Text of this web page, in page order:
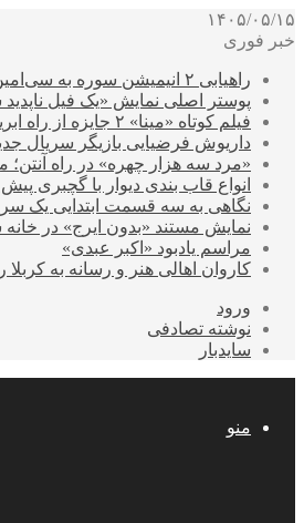
۱۴۰۵/۰۵/۱۵
خبر فوری
راهیابی ۲ انیمیشن سوره به سی‌امین جشنواره فیلم رود آیلند
پوستر اصلی نمایش «یک فیل
فیلم کوتاه «مینا» ۲ جایزه از راه ابریشم گرفت؛ پوستر منتشر شد
داریوش فرضیایی بازیگر سریال
«مرد سه هزار چهره» در راه
انواع قاب بندی دیوار با گچبری
نگاهی به سه قسمت ابتدایی یک
نمایش مستند «بدون ایرج» در خانه
مراسم یادبود «اکبر عبدی»
کاروان اهالی هنر و رسانه به
ورود
نوشته تصادفی
سایدبار
منو